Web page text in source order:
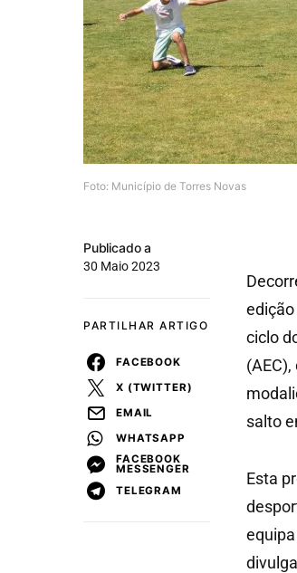
Foto: Município de Torres Novas
Publicado a
30 Maio 2023
PARTILHAR ARTIGO
FACEBOOK
X (TWITTER)
EMAIL
WHATSAPP
FACEBOOK
MESSENGER
TELEGRAM
ciclo
salto
Esta